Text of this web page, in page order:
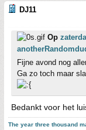
DJ11
Op
Fijne avond nog
Ga zo toch maar
Bedankt voor het
The year three thousand